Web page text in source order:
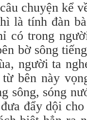
chuyện kể
là tính đàn
có trong
bờ sông
người ta
bên này
sông, sóng
đẩy dội